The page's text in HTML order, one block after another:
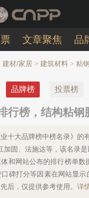
文章聚焦 品
建材/家居 > 建筑材料 > 粘
品牌榜 投票榜
行榜，结构粘
十大品牌榜中榜名录》
加固、法施达等，该名录
和网站公布的排行榜单
碑打分等因素在网站显
后，仅提供参考使用。 详